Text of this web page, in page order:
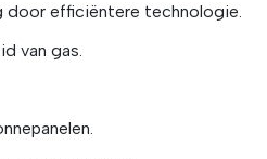
door efficiëntere technologie.
van gas.